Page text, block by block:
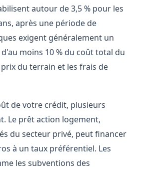
autour de 3,5 % pour les
après une période de
exigent généralement un
moins 10 % du coût total du
du terrain et les frais de
de votre crédit, plusieurs
Le prêt action logement,
du secteur privé, peut financer
à un taux préférentiel. Les
les subventions des